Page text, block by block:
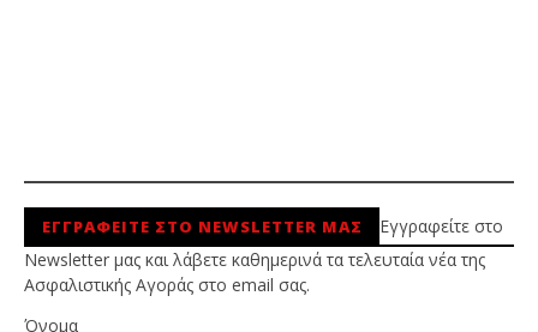
ΕΓΓΡΑΦΕΙΤΕ ΣΤΟ NEWSLETTER ΜΑΣ
Εγγραφείτε στο
Newsletter μας και λάβετε καθημερινά τα τελευταία νέα της
Ασφαλιστικής Αγοράς στο email σας.
Όνομα